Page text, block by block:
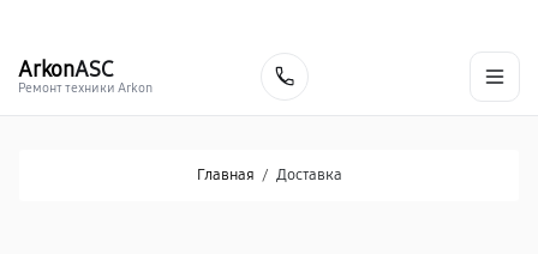
ArkonASC
Ремонт техники Arkon
Главная / Доставка